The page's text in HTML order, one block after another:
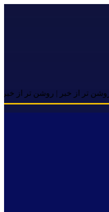
از خبر | روشن تر از خبر |